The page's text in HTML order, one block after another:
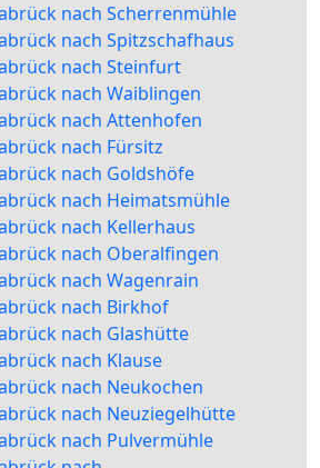
nach Scherrenmühle
nach Spitzschafhaus
nach Steinfurt
nach Waiblingen
nach Attenhofen
nach Fürsitz
nach Goldshöfe
nach Heimatsmühle
nach Kellerhaus
nach Oberalfingen
nach Wagenrain
nach Birkhof
nach Glashütte
nach Klause
nach Neukochen
nach Neuziegelhütte
nach Pulvermühle